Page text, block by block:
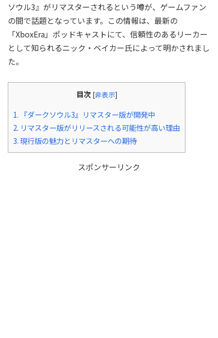
ソウル3』がリマスターされるという噂が、ゲームファン
の間で話題となっています。この情報は、最新の
「XboxEra」ポッドキャストにて、信頼性のあるリーカー
として知られるニック・ベイカー氏によって明かされまし
た。
目次 [非表示]
1. 『ダークソウル3』リマスター版が開発中
2. リマスター版がリリースされる可能性が高い理由
3.現行版の魅力とリマスターへの期待
スポンサーリンク